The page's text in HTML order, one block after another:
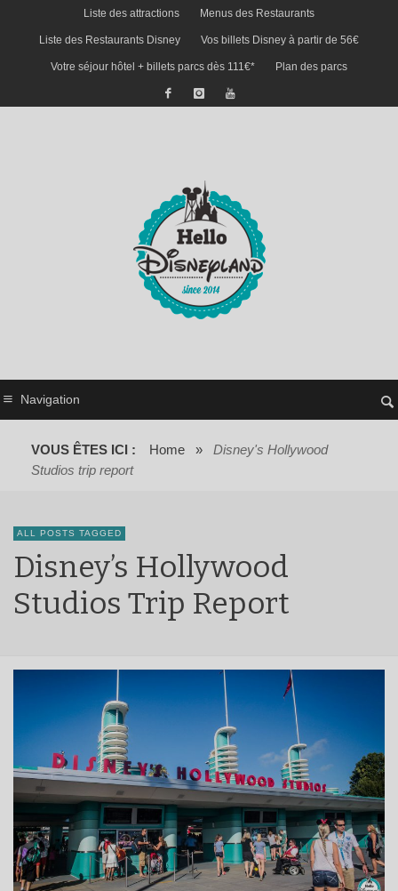
Liste des attractions Menus des Restaurants
Liste des Restaurants Disney Vos billets Disney à partir de 56€
Votre séjour hôtel + billets parcs dès 111€* Plan des parcs
Navigation
VOUS ÊTES ICI : Home »
Disney's Hollywood
Studios trip report
ALL POSTS TAGGED
Disney’s Hollywood
Studios Trip Report